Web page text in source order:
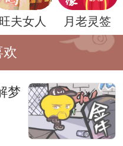
的景象也值得关
环境整洁舒适，可
旺夫女人 月老灵签
梦